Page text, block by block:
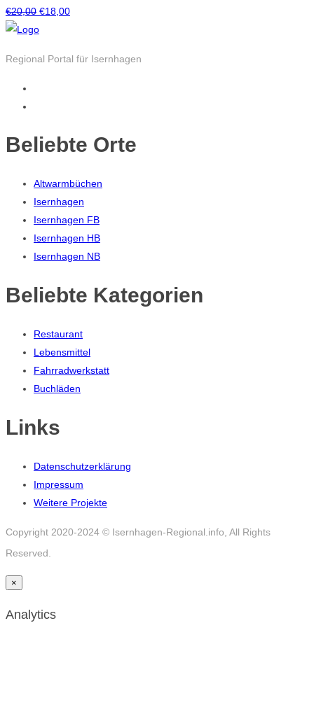
€20,00 Ursprünglicher
Preis
€20,00
€18,00Aktueller
€18,00.
Regional Portal für Isernhagen
Beliebte Orte
Altwarmbüchen
Isernhagen
Isernhagen FB
Isernhagen HB
Isernhagen NB
Beliebte Kategorien
Restaurant
Lebensmittel
Fahrradwerkstatt
Buchläden
Links
Datenschutzerklärung
Impressum
Weitere Projekte
Copyright 2020-2024 © Isernhagen-Regional.info, All Rights
Reserved.
×
Analytics